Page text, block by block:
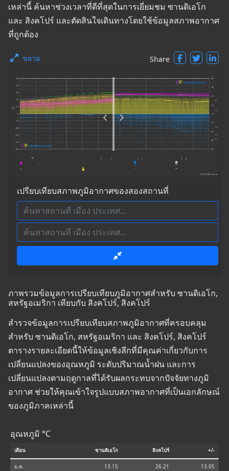
เหล่านี้ ค้นหาช่วงเวลาที่ดีที่สุดในการเยี่ยมชม ซานดิเอโก
และ สิงคโปร์ และตัดสินใจเดินทางโดยใช้ข้อมูลสภาพอากาศ
ที่ถูกต้อง
ขยาย Share
เปรียบเทียบสภาพภูมิอากาศของสองสถานที่
ภาพรวมข้อมูลการเปรียบเทียบภูมิอากาศสำหรับ ซานดิเอโก,
สหรัฐอเมริกา เทียบกับ สิงคโปร์, สิงคโปร์
สำรวจข้อมูลการเปรียบเทียบสภาพภูมิอากาศที่ครอบคลุม
สำหรับ ซานดิเอโก, สหรัฐอเมริกา และ สิงคโปร์, สิงคโปร์
ตารางรายละเอียดนี้ให้ข้อมูลเชิงลึกที่มีคุณค่าเกี่ยวกับการ
เปลี่ยนแปลงของอุณหภูมิ ระดับปริมาณน้ำฝน และการ
เปลี่ยนแปลงตามฤดูกาลที่ได้รับผลกระทบจากปัจจัยทางภูมิ
อากาศ ช่วยให้คุณเข้าใจรูปแบบสภาพอากาศที่เป็นเอกลักษณ์
ของภูมิภาคเหล่านี้
อุณหภูมิ °C
เดือน ซานดิเอโก สิงคโปร์ +/-
ม.ค. 13.15 26.21 13.05